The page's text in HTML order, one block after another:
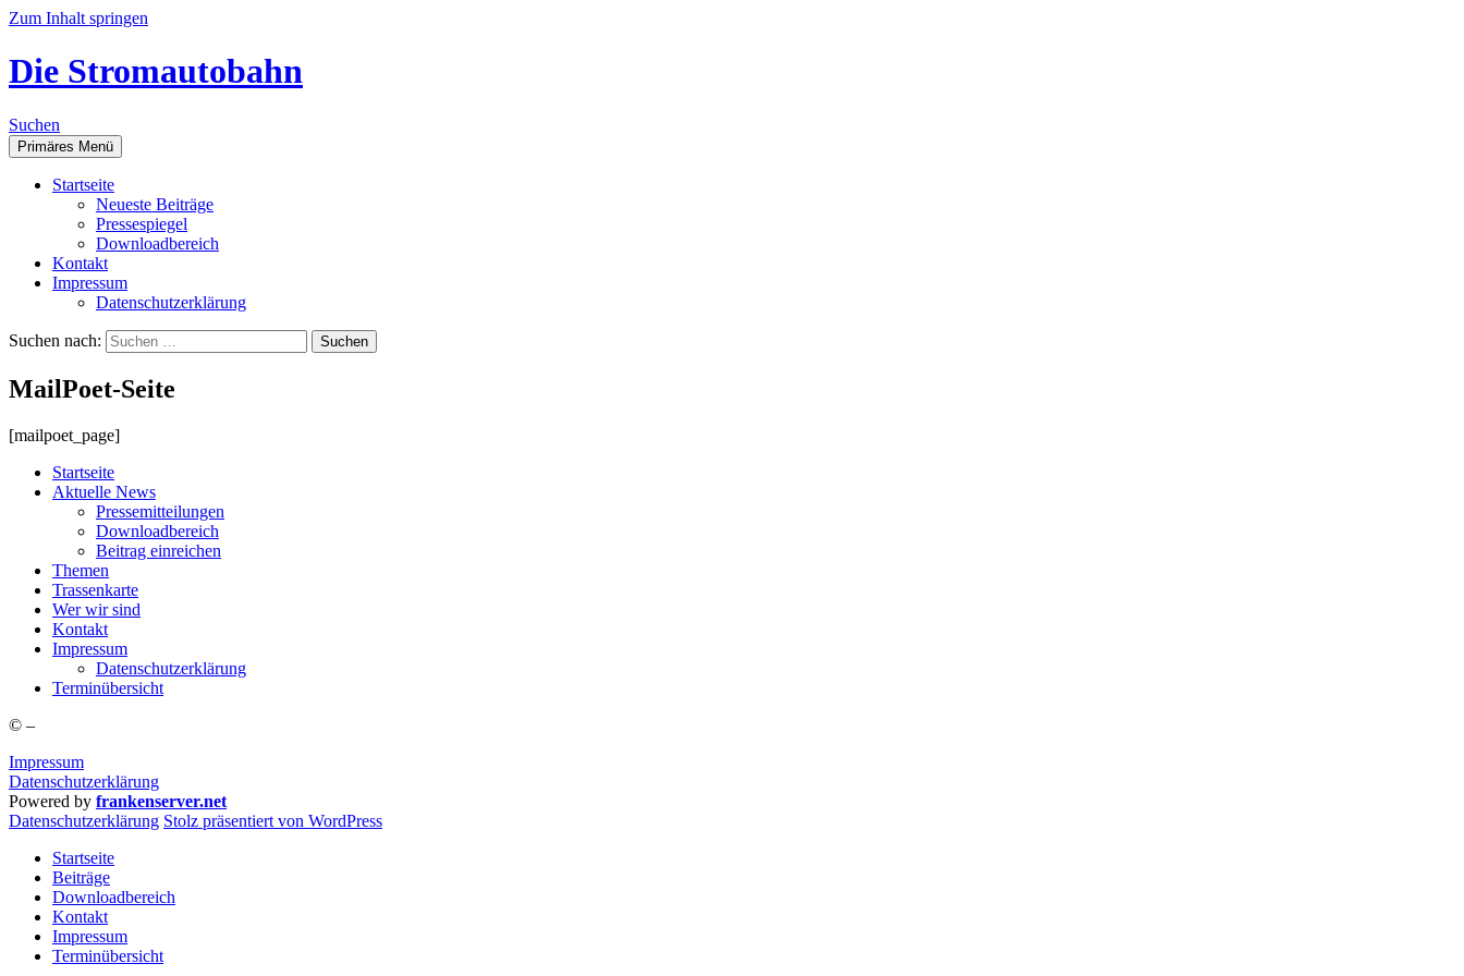
Zum Inhalt springen
Die Stromautobahn
Suchen
Primäres Menü
Start­sei­te
Neu­es­te Beiträge
Pres­se­spie­gel
Down­load­be­reich
Kon­takt
Impres­sum
Daten­schutz­er­klä­rung
Suchen nach:
Mail­Po­et-Sei­te
[mailpoet_page]
Start­sei­te
Aktu­el­le News
Pres­se­mit­tei­lun­gen
Down­load­be­reich
Bei­trag einreichen
The­men
Tras­sen­kar­te
Wer wir sind
Kon­takt
Impres­sum
Daten­schutz­er­klä­rung
Ter­min­über­sicht
© –
Impressum
Datenschutzerklärung
Powered by frankenserver.net
Daten­schutz­er­klä­rung Stolz präsentiert von WordPress
Startseite
Beiträge
Downloadbereich
Kontakt
Impressum
Terminübersicht